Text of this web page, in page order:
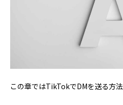
この章ではTikTokでDMを送る方法